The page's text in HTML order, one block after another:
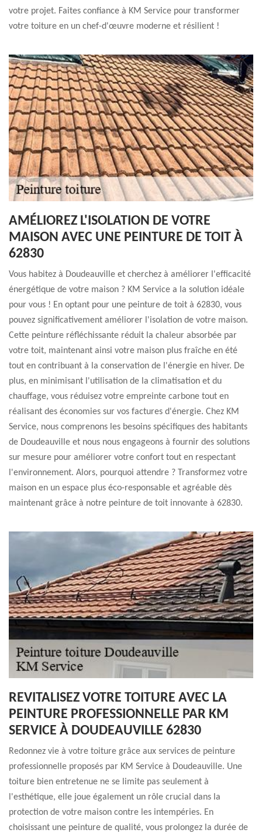
votre projet. Faites confiance à KM Service pour transformer
votre toiture en un chef-d'œuvre moderne et résilient !
AMÉLIOREZ L'ISOLATION DE VOTRE
MAISON AVEC UNE PEINTURE DE TOIT À
62830
Vous habitez à Doudeauville et cherchez à améliorer l'efficacité
énergétique de votre maison ? KM Service a la solution idéale
pour vous ! En optant pour une peinture de toit à 62830, vous
pouvez significativement améliorer l'isolation de votre maison.
Cette peinture réfléchissante réduit la chaleur absorbée par
votre toit, maintenant ainsi votre maison plus fraîche en été
tout en contribuant à la conservation de l'énergie en hiver. De
plus, en minimisant l'utilisation de la climatisation et du
chauffage, vous réduisez votre empreinte carbone tout en
réalisant des économies sur vos factures d'énergie. Chez KM
Service, nous comprenons les besoins spécifiques des habitants
de Doudeauville et nous nous engageons à fournir des solutions
sur mesure pour améliorer votre confort tout en respectant
l'environnement. Alors, pourquoi attendre ? Transformez votre
maison en un espace plus éco-responsable et agréable dès
maintenant grâce à notre peinture de toit innovante à 62830.
REVITALISEZ VOTRE TOITURE AVEC LA
PEINTURE PROFESSIONNELLE PAR KM
SERVICE À DOUDEAUVILLE 62830
Redonnez vie à votre toiture grâce aux services de peinture
professionnelle proposés par KM Service à Doudeauville. Une
toiture bien entretenue ne se limite pas seulement à
l'esthétique, elle joue également un rôle crucial dans la
protection de votre maison contre les intempéries. En
choisissant une peinture de qualité, vous prolongez la durée de